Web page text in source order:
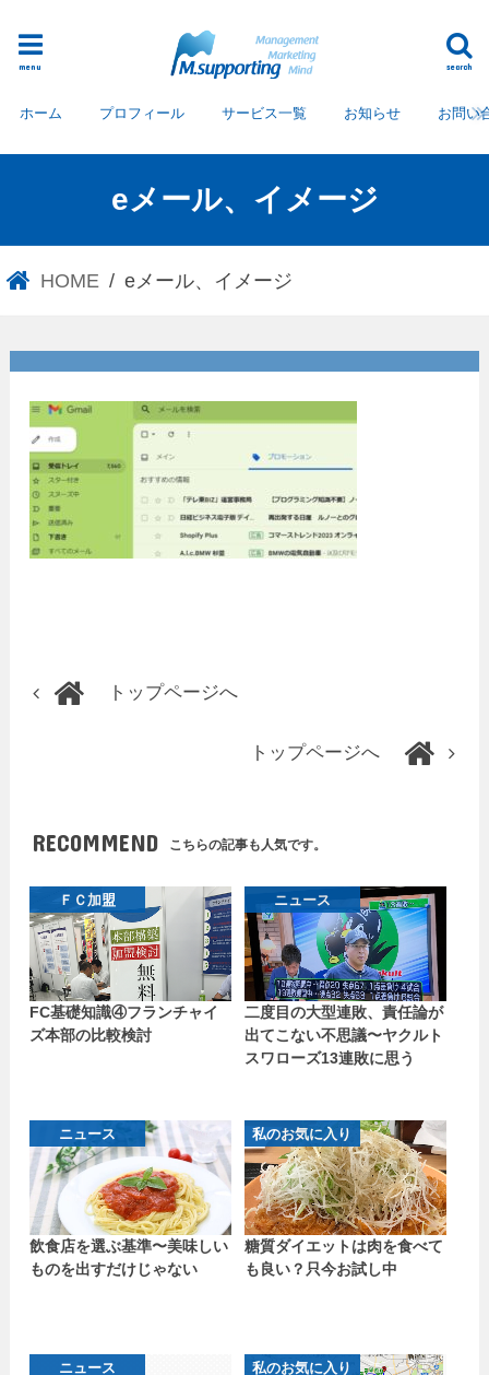
search
menu
ホーム プロフィール サービス一覧 お知らせ お問い
eメール、イメージ
HOME eメール、イメージ
トップページへ
トップページへ
RECOMMEND こちらの記事も人気です。
ＦＣ加盟
FC基礎知識④フランチャイ
ズ本部の比較検討
ニュース
二度目の大型連敗、責任論が
出てこない不思議〜ヤクルト
スワローズ13連敗に思う
ニュース
飲食店を選ぶ基準〜美味しい
ものを出すだけじゃない
私のお気に入り
糖質ダイエットは肉を食べて
も良い？只今お試し中
ニュース 私のお気に入り